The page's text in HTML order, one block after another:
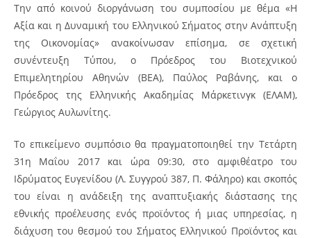
Την από κοινού διοργάνωση του συμποσίου με θέμα «Η
Αξία και η Δυναμική του Ελληνικού Σήματος στην Ανάπτυξη
της Οικονομίας» ανακοίνωσαν επίσημα, σε σχετική
συνέντευξη Τύπου, ο Πρόεδρος του Βιοτεχνικού
Επιμελητηρίου Αθηνών (ΒΕΑ), Παύλος Ραβάνης, και ο
Πρόεδρος της Ελληνικής Ακαδημίας Μάρκετινγκ (ΕΛΑΜ),
Γεώργιος Αυλωνίτης.
Το επικείμενο συμπόσιο θα πραγματοποιηθεί την Τετάρτη
31η Μαΐου 2017 και ώρα 09:30, στο αμφιθέατρο του
Ιδρύματος Ευγενίδου (Λ. Συγγρού 387, Π. Φάληρο) και σκοπός
του είναι η ανάδειξη της αναπτυξιακής διάστασης της
εθνικής προέλευσης ενός προϊόντος ή μιας υπηρεσίας, η
διάχυση του θεσμού του Σήματος Ελληνικού Προϊόντος και